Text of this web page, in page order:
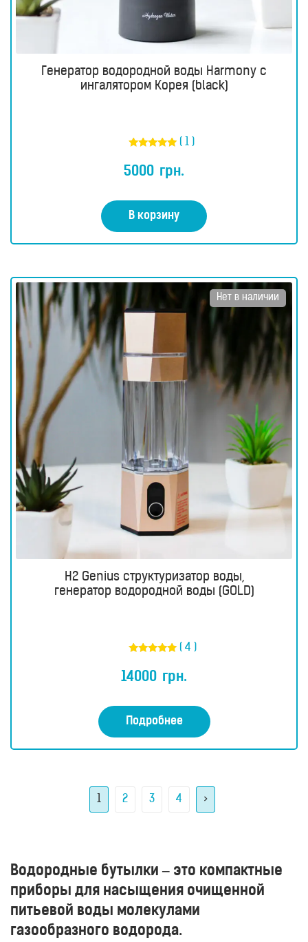
Генератор водородной воды Harmony с
ингалятором Корея (black)
5.00
из 5
( 1 )
5000 грн.
В корзину
Нет в наличии
H2 Genius структуризатор воды,
генератор водородной воды (GOLD)
5.00
из 5
( 4 )
14000 грн.
Подробнее
1 2 3 4 >
Водородные бутылки – это компактные
приборы для насыщения очищенной
питьевой воды молекулами
газообразного водорода.